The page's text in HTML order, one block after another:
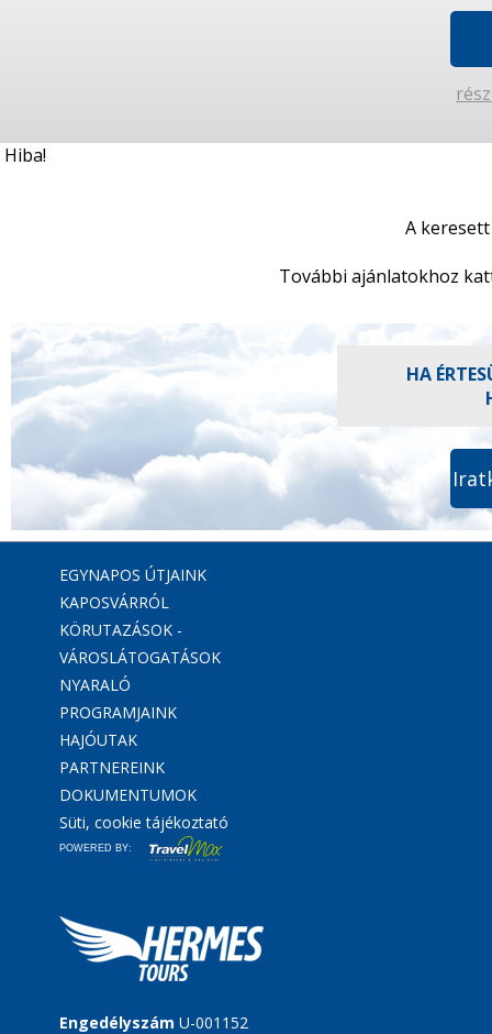
Hiba!
A
További ajánlatokhoz
HA
EGYNAPOS ÚTJAINK
KAPOSVÁRRÓL
KÖRUTAZÁSOK -
VÁROSLÁTOGATÁSOK
NYARALÓ
PROGRAMJAINK
HAJÓUTAK
PARTNEREINK
DOKUMENTUMOK
Süti, cookie tájékoztató
POWERED BY:
Engedélyszám U-001152